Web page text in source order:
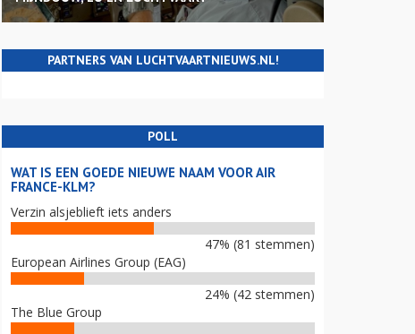
PARTNERS VAN LUCHTVAARTNIEUWS.NL!
POLL
WAT IS EEN GOEDE NIEUWE NAAM VOOR AIR
FRANCE-KLM?
Verzin alsjeblieft iets anders
47% (81 stemmen)
European Airlines Group (EAG)
24% (42 stemmen)
The Blue Group